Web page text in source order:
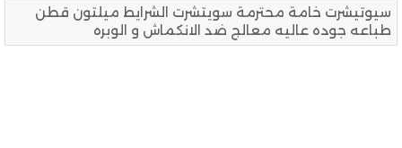
سيوتيشرت خامة محترمة سويتشرت الشرايط ميلتون قطن
طباعه جوده عاليه معالج ضد الانكماش و الوبره